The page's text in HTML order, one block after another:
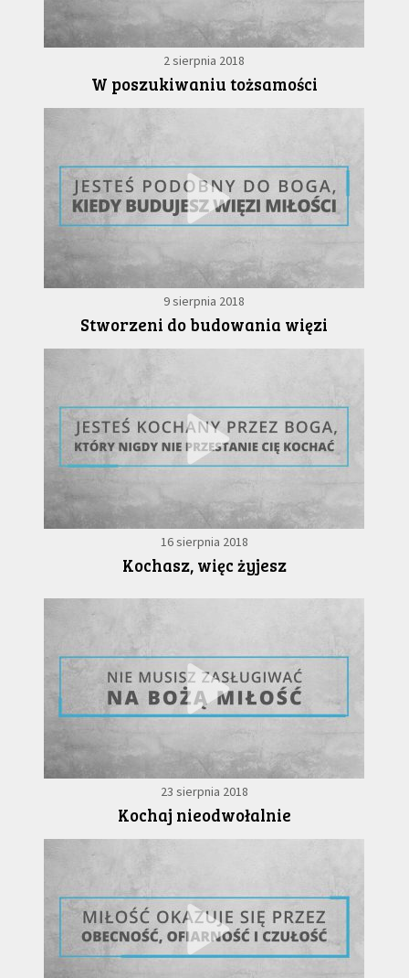
2 sierpnia 2018
W poszukiwaniu tożsamości
9 sierpnia 2018
Stworzeni do budowania więzi
16 sierpnia 2018
Kochasz, więc żyjesz
23 sierpnia 2018
Kochaj nieodwołalnie